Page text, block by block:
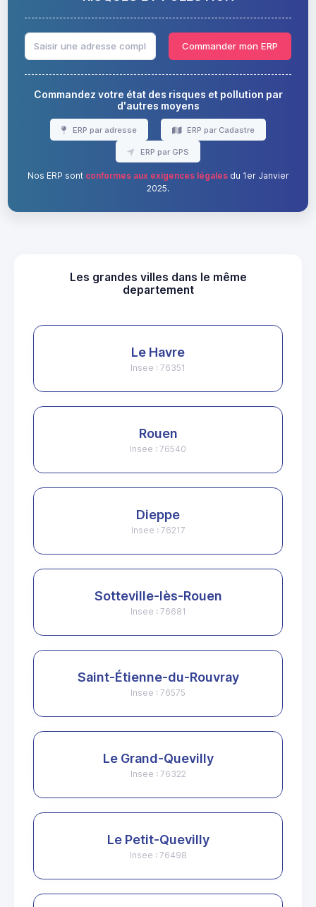
Commander mon ERP
Commandez votre état des risques et pollution par
d'autres moyens
ERP par adresse ERP par Cadastre
ERP par GPS
Nos ERP sont conformes aux exigences légalesdu 1er Janvier
2025.
Les grandes villes dans le même
departement
Le Havre
Insee : 76351
Rouen
Insee : 76540
Dieppe
Insee : 76217
Sotteville-lès-Rouen
Insee : 76681
Saint-Étienne-du-Rouvray
Insee : 76575
Le Grand-Quevilly
Insee : 76322
Le Petit-Quevilly
Insee : 76498